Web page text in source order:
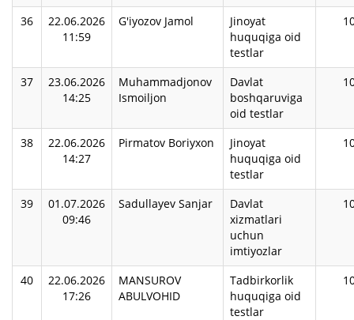
36
22.06.2026
11:59
G'iyozov Jamol
Jinoyat
huquqiga oid
testlar
37
23.06.2026
14:25
Muhammadjonov
Ismoiljon
Davlat
boshqaruviga
oid testlar
38
22.06.2026
14:27
Pirmatov Boriyxon
Jinoyat
huquqiga oid
testlar
39
01.07.2026
09:46
Sadullayev Sanjar
Davlat
xizmatlari
uchun
imtiyozlar
40
22.06.2026
17:26
MANSUROV
ABULVOHID
Tadbirkorlik
huquqiga oid
testlar